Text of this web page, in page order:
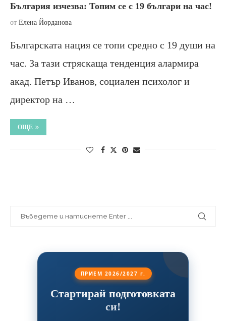
България изчезва: Топим се с 19 българи на час!
от Елена Йорданова
Българската нация се топи средно с 19 души на
час. За тази стряскаща тенденция алармира
акад. Петър Иванов, социален психолог и
директор на …
ОЩЕ
ПРИЕМ 2026/2027 г.
Стартирай подготовката
си!